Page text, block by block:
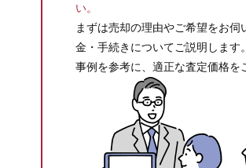
い。
まずは売却の理由やご希望をお伺
金・手続きについてご説明します
事例を参考に、適正な査定価格を